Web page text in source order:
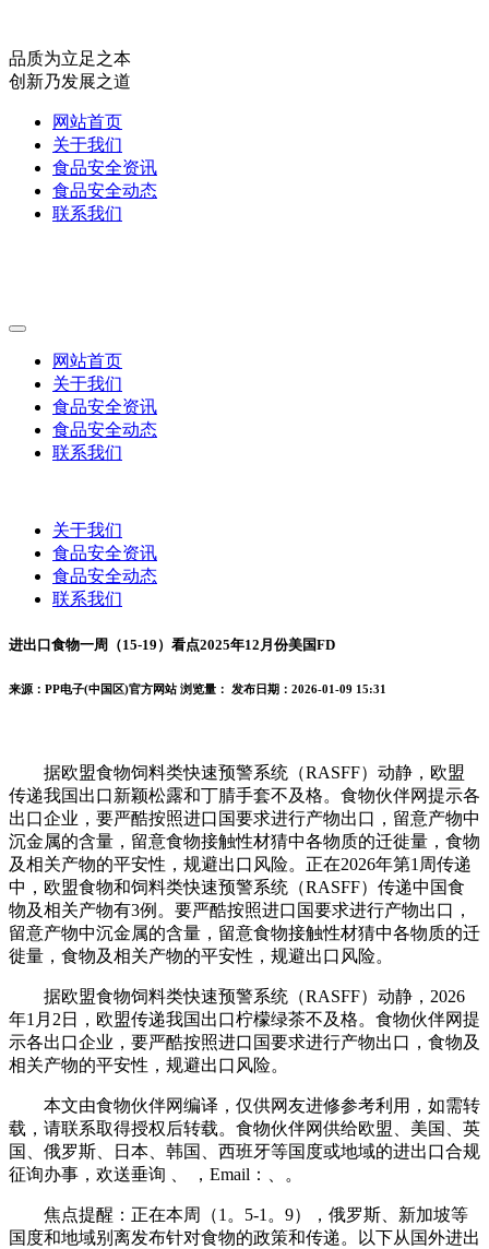
品质为立足之本
创新乃发展之道
网站首页
关于我们
食品安全资讯
食品安全动态
联系我们
网站首页
关于我们
食品安全资讯
食品安全动态
联系我们
关于我们
食品安全资讯
食品安全动态
联系我们
进出口食物一周（15-19）看点2025年12月份美国FD
来源：PP电子(中国区)官方网站 浏览量： 发布日期：2026-01-09 15:31
据欧盟食物饲料类快速预警系统（RASFF）动静，欧盟
传递我国出口新颖松露和丁腈手套不及格。食物伙伴网提示各
出口企业，要严酷按照进口国要求进行产物出口，留意产物中
沉金属的含量，留意食物接触性材猜中各物质的迁徙量，食物
及相关产物的平安性，规避出口风险。正在2026年第1周传递
中，欧盟食物和饲料类快速预警系统（RASFF）传递中国食
物及相关产物有3例。要严酷按照进口国要求进行产物出口，
留意产物中沉金属的含量，留意食物接触性材猜中各物质的迁
徙量，食物及相关产物的平安性，规避出口风险。
据欧盟食物饲料类快速预警系统（RASFF）动静，2026
年1月2日，欧盟传递我国出口柠檬绿茶不及格。食物伙伴网提
示各出口企业，要严酷按照进口国要求进行产物出口，食物及
相关产物的平安性，规避出口风险。
本文由食物伙伴网编译，仅供网友进修参考利用，如需转
载，请联系取得授权后转载。食物伙伴网供给欧盟、美国、英
国、俄罗斯、日本、韩国、西班牙等国度或地域的进出口合规
征询办事，欢送垂询 、 ，Email：、。
焦点提醒：正在本周（1。5-1。9），俄罗斯、新加坡等
国度和地域别离发布针对食物的政策和传递。以下从国外进出